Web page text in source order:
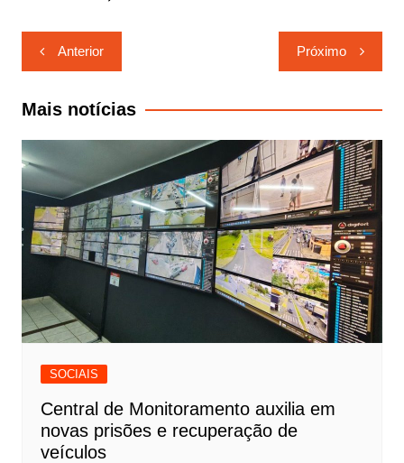
Navegação
de
Post
Anterior Próximo
Mais notícias
SOCIAIS
Central de Monitoramento auxilia em
novas prisões e recuperação de
veículos